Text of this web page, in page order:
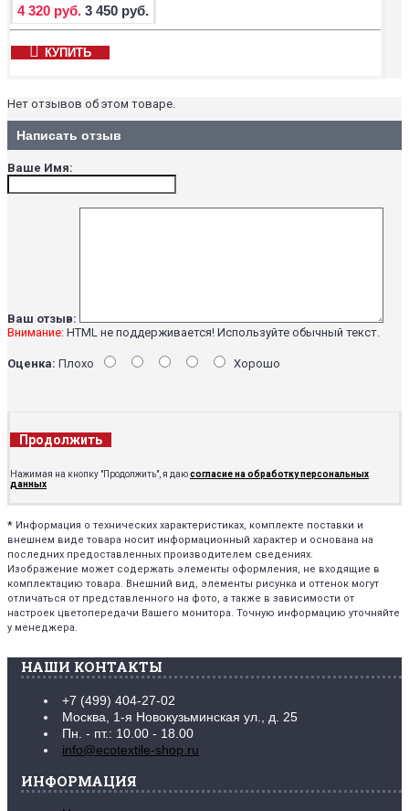
4 320 руб. 3 450 руб.
КУПИТЬ
Нет отзывов об этом товаре.
Написать отзыв
Ваше Имя:
Ваш отзыв:
Внимание: HTML не поддерживается! Используйте обычный текст.
Оценка: Плохо Хорошо
Продолжить
Нажимая на кнопку "Продолжить", я даюсогласие на обработку персональных
данных
* Информация о технических характеристиках, комплекте поставки и
внешнем виде товара носит информационный характер и основана на
последних предоставленных производителем сведениях.
Изображение может содержать элементы оформления, не входящие в
комплектацию товара. Внешний вид, элементы рисунка и оттенок могут
отличаться от представленного на фото, а также в зависимости от
настроек цветопередачи Вашего монитора. Точную информацию уточняйте
у менеджера.
НАШИ КОНТАКТЫ
+7 (499) 404-27-02
Москва, 1-я Новокузьминская ул., д. 25
Пн. - пт.: 10.00 - 18.00
info@ecotextile-shop.ru
ИНФОРМАЦИЯ